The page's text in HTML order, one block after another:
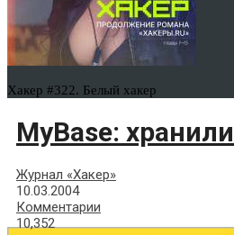
Хакер #322. Белый хакер
MyBase:
Журнал «Хакер»
10.03.2004
Комментарии
10,352